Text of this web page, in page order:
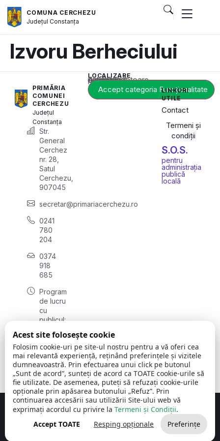
COMUNA CERCHEZU
JudețulConstanța
Izvoru Berheciului
PRIMĂRIA
COMUNEI
CERCHEZU
Județul
Constanța
Str.
General
Cerchez
nr. 28,
Satul
Cerchezu,
907045
secretar@primariacerchezu.ro
0241
780
204
0374
918
685
Program
de lucru
cu
publicul:
08:00 -
16:30
, vineri:
08:00 -
14:00
LOCALIZARE
Acest conținut este blocat până când acceptați categoria corespunzătoare de cookie-uri.
Accept categoria Funcționalitate
LINKURI
UTILE
Contact
Termeni și
condiții
S.O.S.
pentru
administrația
publică
locală
Comuna Cerchezu © 2026Toate drepturile rezervate
Concept realizat de Big Media Relații Publice SRL
Acest site folosește cookie
Folosim cookie-uri pe site-ul nostru pentru a vă oferi cea
mai relevantă experiență, reținând preferințele și vizitele
dumneavoastră. Prin efectuarea unui click pe butonul
„Sunt de acord”, sunteți de acord ca TOATE cookie-urile să
fie utilizate. De asemenea, puteți să refuzați cookie-urile
opționale prin apăsarea butonului „Refuz”. Prin
continuarea accesării sau utilizării Site-ului web vă
exprimați acordul cu privire la Termeni și Condiții.
Accept TOATE
Resping opționale Preferințe